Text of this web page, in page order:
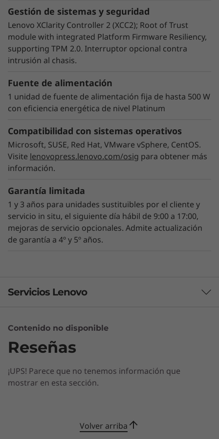
Energéticamente eficiente y poderoso
El ThinkSystem ST50 V3 combina el
eficiencia energética. Admite la última
memoria DDR5, PCIe Gen5, y hasta un
rendimiento 8C con un TDP de no más de 95 W.
Con una opción para fuente de alimentación
Gestión de sistemas y seguridad
Lenovo XClarity Controller 2 (XCC2); Root of Trust
module with integrated Platform Firmware Resiliency,
supporting TPM 2.0. Interruptor opcional contra
intrusión al chasis.
Fuente de alimentación
1 unidad de fuente de alimentación fija de hasta 500 W
con eficiencia energética de nivel Platinum
Compatibilidad con sistemas operativos
Microsoft, SUSE, Red Hat, VMware vSphere, CentOS.
Visite lenovopress.lenovo.com/osig para obtener más
información.
Garantía limitada
1 y 3 años para unidades sustituibles por el cliente y
servicio in situ, el siguiente día hábil de 9:00 a 17:00,
mejoras de servicio opcionales. Admite actualización
de garantía a 4º y 5º años.
Servicios Lenovo
Servicios de Soluciones
Diseñe la mejor estrategia para su empresa.
correcta para sus exclusivas necesidades
empresariales.
Servicios de Implementación
Contenido no disponible
Reseñas
¡UPS! Parece que no tenemos información que
mostrar en esta sección.
Volver arriba